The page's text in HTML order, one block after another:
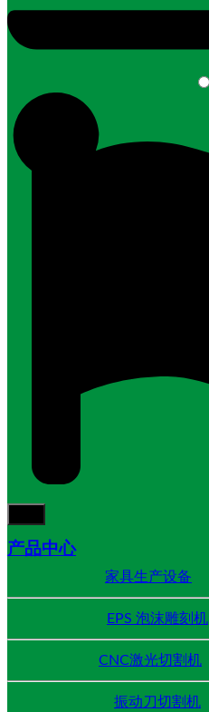
产品中心
家具生产设备
EPS 泡沫雕刻机
CNC激光切割机
振动刀切割机